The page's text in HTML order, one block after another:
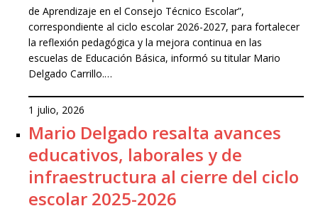
de Aprendizaje en el Consejo Técnico Escolar”,
correspondiente al ciclo escolar 2026-2027, para fortalecer
la reflexión pedagógica y la mejora continua en las
escuelas de Educación Básica, informó su titular Mario
Delgado Carrillo.…
1 julio, 2026
Mario Delgado resalta avances
educativos, laborales y de
infraestructura al cierre del ciclo
escolar 2025-2026